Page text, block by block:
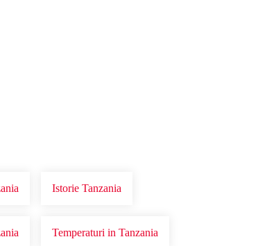
Istorie Tanzania
Temperaturi in Tanzania